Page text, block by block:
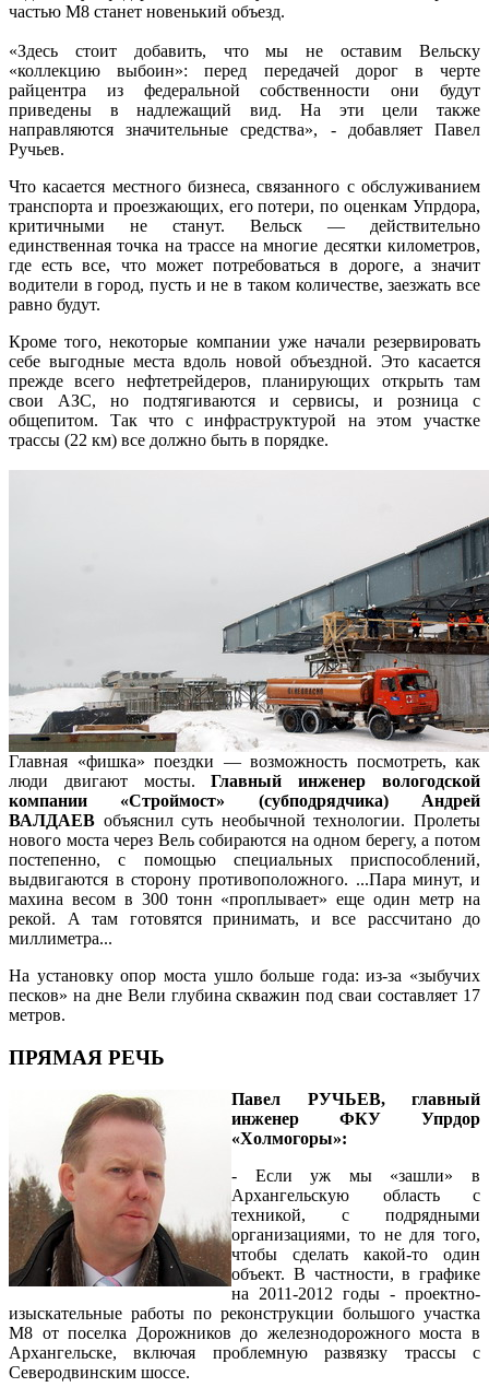
частью М8 станет новенький объезд.
«Здесь стоит добавить, что мы не оставим Вельску
«коллекцию выбоин»: перед передачей дорог в черте
райцентра из федеральной собственности они будут
приведены в надлежащий вид. На эти цели также
направляются значительные средства», - добавляет Павел
Ручьев.
Что касается местного бизнеса, связанного с обслуживанием
транспорта и проезжающих, его потери, по оценкам Упрдора,
критичными не станут. Вельск — действительно
единственная точка на трассе на многие десятки километров,
где есть все, что может потребоваться в дороге, а значит
водители в город, пусть и не в таком количестве, заезжать все
равно будут.
Кроме того, некоторые компании уже начали резервировать
себе выгодные места вдоль новой объездной. Это касается
прежде всего нефтетрейдеров, планирующих открыть там
свои АЗС, но подтягиваются и сервисы, и розница с
общепитом. Так что с инфраструктурой на этом участке
трассы (22 км) все должно быть в порядке.
Главная «фишка» поездки — возможность посмотреть, как
люди двигают мосты.Главный инженер вологодской
компании «Строймост» (субподрядчика) Андрей
ВАЛДАЕВ объяснил суть необычной технологии. Пролеты
нового моста через Вель собираются на одном берегу, а потом
постепенно, с помощью специальных приспособлений,
выдвигаются в сторону противоположного. ...Пара минут, и
махина весом в 300 тонн «проплывает» еще один метр на
рекой. А там готовятся принимать, и все рассчитано до
миллиметра...
На установку опор моста ушло больше года: из-за «зыбучих
песков» на дне Вели глубина скважин под сваи составляет 17
метров.
ПРЯМАЯ РЕЧЬ
Павел РУЧЬЕВ, главный
инженер ФКУ Упрдор
«Холмогоры»:
- Если уж мы «зашли» в
Архангельскую область с
техникой, с подрядными
организациями, то не для того,
чтобы сделать какой-то один
объект. В частности, в графике
на 2011-2012 годы - проектно-
изыскательные работы по реконструкции большого участка
М8 от поселка Дорожников до железнодорожного моста в
Архангельске, включая проблемную развязку трассы с
Северодвинским шоссе.